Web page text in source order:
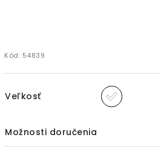
Kód: 54839
Veľkosť
Možnosti doručenia